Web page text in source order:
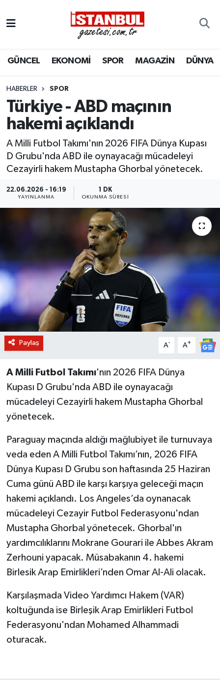
GÜNCEL EKONOMİ SPOR MAGAZİN DÜNYA
HABERLER SPOR
Türkiye - ABD maçının
hakemi açıklandı
A Milli Futbol Takımı'nın 2026 FIFA Dünya Kupası
D Grubu'nda ABD ile oynayacağı mücadeleyi
Cezayirli hakem Mustapha Ghorbal yönetecek.
22.06.2026 - 16:19
YAYINLANMA
1 DK
OKUNMA SÜRESI
Paylaş A- A+
A Milli Futbol Takımı'nın 2026 FIFA Dünya
Kupası D Grubu'nda ABD ile oynayacağı
mücadeleyi Cezayirli hakem Mustapha Ghorbal
yönetecek.
Paraguay maçında aldığı mağlubiyet ile turnuvaya
veda eden A Milli Futbol Takımı’nın, 2026 FIFA
Dünya Kupası D Grubu son haftasında 25 Haziran
Cuma günü ABD ile karşı karşıya geleceği maçın
hakemi açıklandı. Los Angeles’da oynanacak
mücadeleyi Cezayir Futbol Federasyonu'ndan
Mustapha Ghorbal yönetecek. Ghorbal'ın
yardımcılıklarını Mokrane Gourari ile Abbes Akram
Zerhouni yapacak. Müsabakanın 4. hakemi
Birlesik Arap Emirlikleri’nden Omar Al-Ali olacak.
Karşılaşmada Video Yardımcı Hakem (VAR)
koltuğunda ise Birleşik Arap Emirlikleri Futbol
Federasyonu'ndan Mohamed Alhammadi
oturacak.
EKONOMİ
İSTANBUL
DÜNYA
KÜLTÜR SANAT
BİLİM VE TEKNOLOJİ
OTOMOBİL
KURUMSAL
Nöbetçi Eczaneler
Hava Durumu
Trafik Durumu
Süper Lig Puan Durumu ve Fikstür
Son Dakika Haberleri
Haber Arşivi